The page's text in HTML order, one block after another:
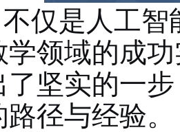
仅是人工
学领域的成
了坚实的一
径与经验。